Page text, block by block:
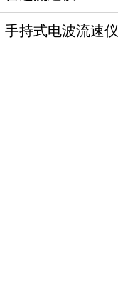
手持式电波流速仪